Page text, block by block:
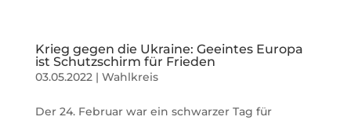
Krieg gegen die Ukraine: Geeintes Europa
ist Schutzschirm für Frieden
03.05.2022| Wahlkreis
Der 24. Februar war ein schwarzer Tag für